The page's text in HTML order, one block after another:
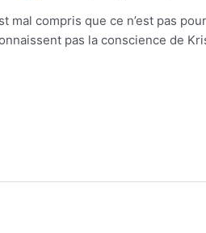
mal compris que ce n’est pas
pas la conscience de